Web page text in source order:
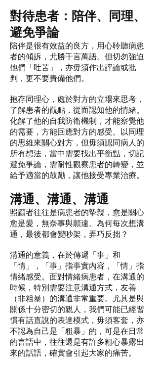
對待患者：陪伴、同理、
避免爭論
陪伴是很有效益的良方，用心聆聽病患
者的傾訴，尤勝千言萬語。但切勿強迫
他們「吐苦」，亦毋須作出評論或批
判，更不要責備他們。
抱存同理心，處於對方的立場來思考，
了解患者的觀點，從而認知他的情緒。
化解了他的自我防衛機制，才能察覺他
的需要，方能回應對方的感受。以同理
的思維來關心對方，但毋須認同病人的
所有想法，當中需要找出平衡點，切記
避免爭論，需耐性觀察患者的轉變，並
給予適當的鼓勵，讓他接受專業治療。
溝通、溝通、溝通
照顧者往往是病患者的摯親，愈是關心
愈是愛，無奈事與願違。為何每次想溝
通，最後都會變吵架，弄巧反拙？
溝通的意義，在於傳遞「事」和
「情」，「事」指事實內容，「情」指
情緒感受。面對情緒病患者，在溝通的
時候，特別需要注意溝通方式，友善
（非粗暴）的溝通非常重要。尤其是與
關係十分密切的親人，我們可能已經習
慣有話直說的表達模式，毋須客套，亦
不認為自己是「粗暴」的，可是在日常
的言語中，往往還是有許多粗心暴露出
來的話語，確實會引起大家的痛苦。